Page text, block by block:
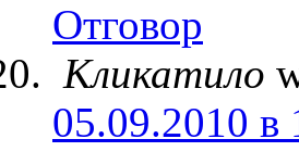
Отговор
Кликатило
05.09.2010 в